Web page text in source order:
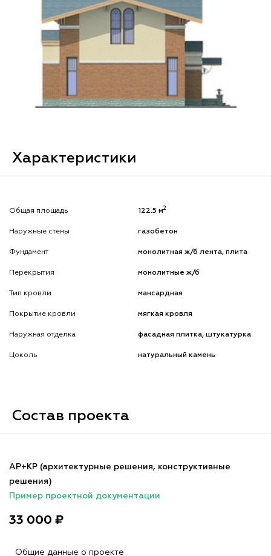
Характеристики
Общая площадь 122.5 м2
Наружные стены газобетон
Фундамент монолитная ж/б лента, плита
Перекрытия монолитные ж/б
Тип кровли мансардная
Покрытие кровли мягкая кровля
Наружная отделка фасадная плитка, штукатурка
Цоколь натуральный камень
Состав проекта
АР+КР (архитектурные решения, конструктивные
решения)
Пример проектной документации
33 000 ₽
Общие данные о проекте